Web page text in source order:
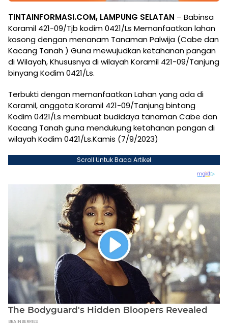
TINTAINFORMASI.COM, LAMPUNG SELATAN – Babinsa
Koramil 421-09/Tjb kodim 0421/Ls Memanfaatkan lahan
kosong dengan menanam Tanaman Palwija (Cabe dan
Kacang Tanah ) Guna mewujudkan ketahanan pangan
di Wilayah, Khususnya di wilayah Koramil 421-09/Tanjung
binyang Kodim 0421/Ls.
Terbukti dengan memanfaatkan Lahan yang ada di
Koramil, anggota Koramil 421-09/Tanjung bintang
Kodim 0421/Ls membuat budidaya tanaman Cabe dan
Kacang Tanah guna mendukung ketahanan pangan di
wilayah Kodim 0421/Ls.Kamis (7/9/2023)
Scroll Untuk Baca Artikel